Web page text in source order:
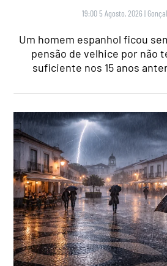
19:00 5 Agosto, 2026 |
Um homem espanhol ficou
pensão de velhice por não
suficiente nos 15 anos